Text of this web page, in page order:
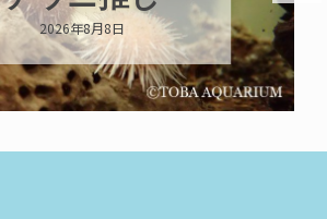
2026年8月8日